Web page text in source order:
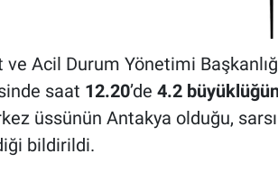
ve Acil Durum Yönetimi
saat 12.20’de 4.2
üssünün Antakya olduğu,
bildirildi.